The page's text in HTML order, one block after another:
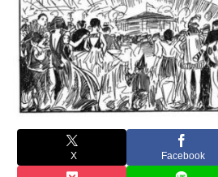
X Facebook